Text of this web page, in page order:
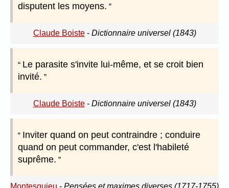
disputent les moyens.
Claude Boiste- Dictionnaire universel (1843)
Le parasite s'invite lui-même, et se croit bien
invité.
Claude Boiste- Dictionnaire universel (1843)
Inviter quand on peut contraindre ; conduire
quand on peut commander, c'est l'habileté
suprême.
Montesquieu - Pensées et maximes diverses (1717-1755)